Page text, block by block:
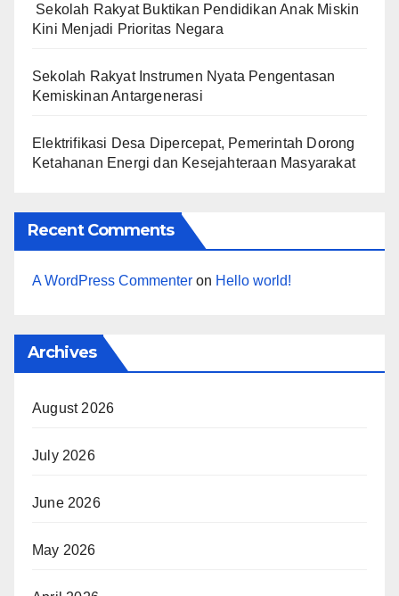
Sekolah Rakyat Buktikan Pendidikan Anak Miskin
Kini Menjadi Prioritas Negara
Sekolah Rakyat Instrumen Nyata Pengentasan
Kemiskinan Antargenerasi
Elektrifikasi Desa Dipercepat, Pemerintah Dorong
Ketahanan Energi dan Kesejahteraan Masyarakat
Recent Comments
A WordPress Commenter on Hello world!
Archives
August 2026
July 2026
June 2026
May 2026